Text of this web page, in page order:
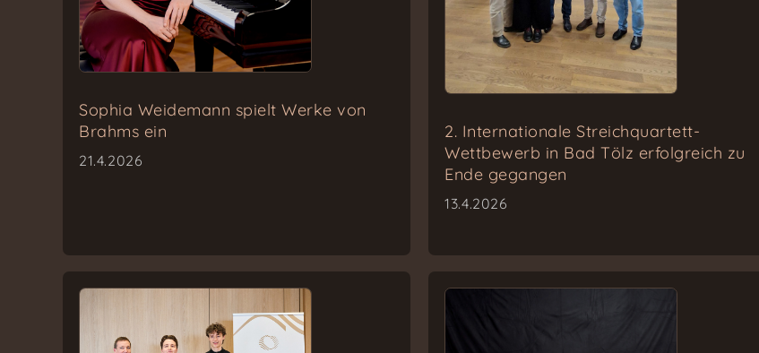
Sophia Weidemann spielt Werke von
Brahms ein
21.4.2026
2. Internationale Streichquartett-
Wettbewerb in Bad Tölz erfolgreich zu
Ende gegangen
13.4.2026